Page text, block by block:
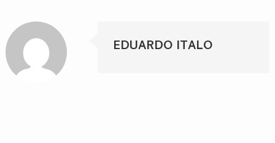
EDUARDO ITALO